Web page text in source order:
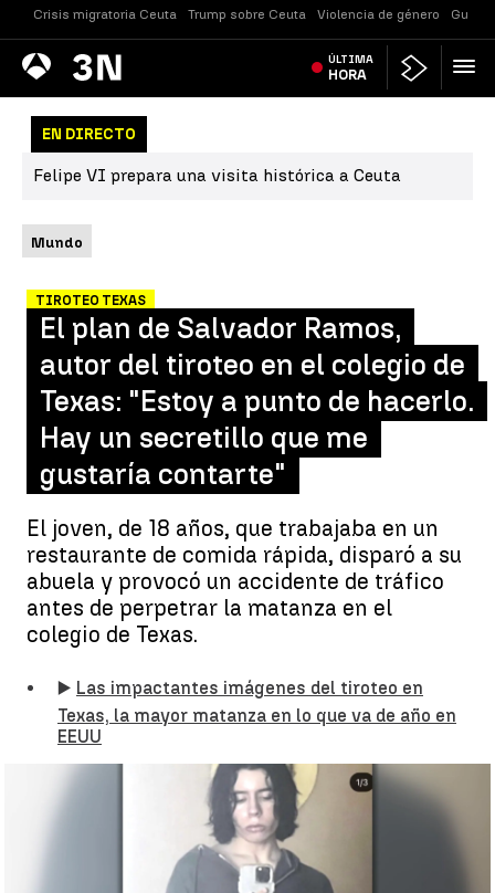
Crisis migratoria Ceuta Trump sobre Ceuta Violencia de género
Antena
3 Noticias ÚLTIMA
HORA
EN DIRECTO
Felipe VI prepara una visita histórica a Ceuta
Mundo
TIROTEO TEXAS
El plan de Salvador Ramos,
autor del tiroteo en el colegio de
Texas: "Estoy a punto de hacerlo.
Hay un secretillo que me
gustaría contarte"
El joven, de 18 años, que trabajaba en un
restaurante de comida rápida, disparó a su
abuela y provocó un accidente de tráfico
antes de perpetrar la matanza en el
colegio de Texas.
▶️ Las impactantes imágenes del tiroteo en
Texas, la mayor matanza en lo que va de año en
EEUU
El plan de Salvador Ramos, autor del tiroteo en el colegio de
Texas |
Antena 3 Noticias